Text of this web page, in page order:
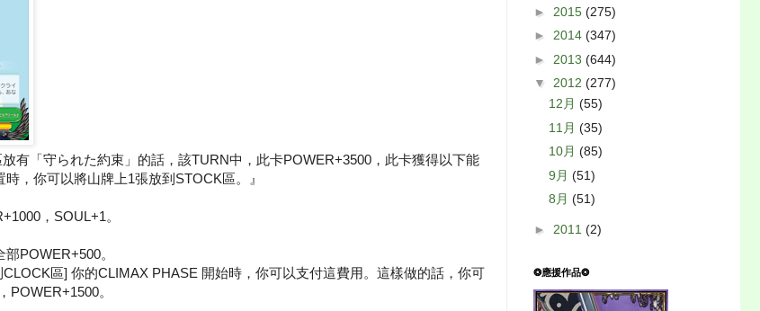
放有「守られた約束」的話，該TURN中，此卡POWER+3500，此卡獲得以下能
，你可以將山牌上1張放到STOCK區。』
，SOUL+1。
POWER+500。
CLOCK區] 你的CLIMAX PHASE 開始時，你可以支付這費用。這樣做的話，你可
POWER+1500。
► 2015 (275)
► 2014 (347)
► 2013 (644)
▼ 2012 (277)
12月 (55)
11月 (35)
10月 (85)
9月 (51)
8月 (51)
► 2011 (2)
❂應援作品❂